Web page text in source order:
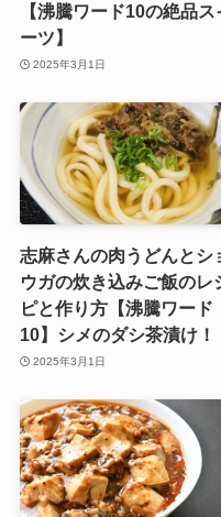
【沸騰ワード10の絶品ス
ーツ】
2025年3月1日
志麻さんの肉うどんとシ
ウガの炊き込みご飯のレ
ピと作り方【沸騰ワード
10】シメのダシ茶漬け！
2025年3月1日